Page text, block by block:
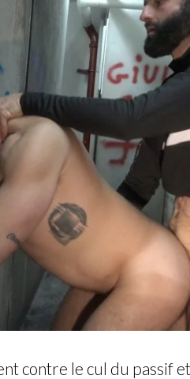
contre le cul du passif